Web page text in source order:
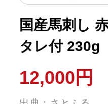
国産馬刺し
タレ付 230g
12,000円